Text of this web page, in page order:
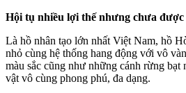
Hội tụ nhiều lợi thế nhưng chưa
Là hồ nhân tạo lớn nhất Việt Nam, hồ
nhỏ cùng hệ thống hang động với vô
màu sắc cũng như những cánh rừng bạt
vật vô cùng phong phú, đa dạng.